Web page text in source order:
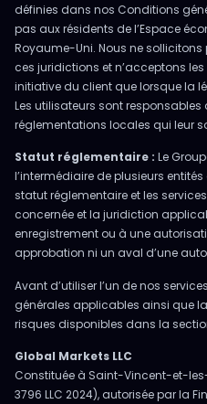
définies dans nos Conditions
pas aux résidents de l’Espace
Royaume-Uni. Nous ne
ces juridictions et n’acceptons
initiative du client que lorsque la
Les utilisateurs sont responsables
réglementations locales qui leur
Statut réglementaire : Le
l’intermédiaire de plusieurs
statut réglementaire et les
concernée et la juridiction
enregistrement ou à une
approbation ni un aval d’une
Avant d’utiliser l’un de nos
générales applicables ainsi que
risques disponibles dans la
Global Markets LLC
Constituée à Saint-Vincent-et-
3796 LLC 2024), autorisée par la